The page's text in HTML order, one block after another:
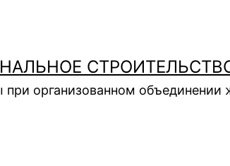
организованном объединении